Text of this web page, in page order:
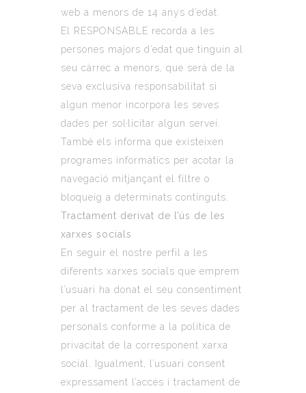
web a menors de 14 anys d’edat.
El RESPONSABLE recorda a les
persones majors d’edat que tinguin al
seu càrrec a menors, que serà de la
seva exclusiva responsabilitat si
algun menor incorpora les seves
dades per sol·licitar algun servei.
També els informa que existeixen
programes informàtics per acotar la
navegació mitjançant el filtre o
bloqueig a determinats continguts.
Tractament derivat de l’ús de les
xarxes socials
En seguir el nostre perfil a les
diferents xarxes socials que emprem
l’usuari ha donat el seu consentiment
per al tractament de les seves dades
personals conforme a la política de
privacitat de la corresponent xarxa
social. Igualment, l’usuari consent
expressament l’accés i tractament de